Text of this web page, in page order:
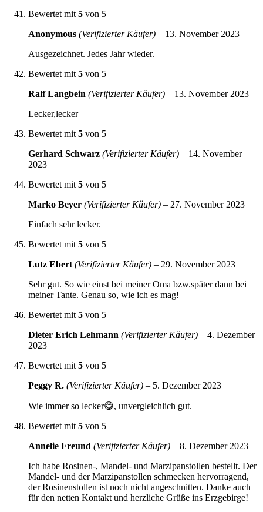
Bewertet mit 5 von 5
Anonymous (Verifizierter Käufer) – 13. November 2023
Ausgezeichnet. Jedes Jahr wieder.
Bewertet mit 5 von 5
Ralf Langbein (Verifizierter Käufer) – 13. November 2023
Lecker,lecker
Bewertet mit 5 von 5
Gerhard Schwarz (Verifizierter Käufer) – 14. November
2023
Bewertet mit 5 von 5
Marko Beyer (Verifizierter Käufer) – 27. November 2023
Einfach sehr lecker.
Bewertet mit 5 von 5
Lutz Ebert (Verifizierter Käufer) – 29. November 2023
Sehr gut. So wie einst bei meiner Oma bzw.später dann bei
meiner Tante. Genau so, wie ich es mag!
Bewertet mit 5 von 5
Dieter Erich Lehmann (Verifizierter Käufer) – 4. Dezember
2023
Bewertet mit 5 von 5
Peggy R. (Verifizierter Käufer) – 5. Dezember 2023
Wie immer so lecker😋, unvergleichlich gut.
Bewertet mit 5 von 5
Annelie Freund (Verifizierter Käufer) – 8. Dezember 2023
Ich habe Rosinen-, Mandel- und Marzipanstollen bestellt. Der
Mandel- und der Marzipanstollen schmecken hervorragend,
der Rosinenstollen ist noch nicht angeschnitten. Danke auch
für den netten Kontakt und herzliche Grüße ins Erzgebirge!